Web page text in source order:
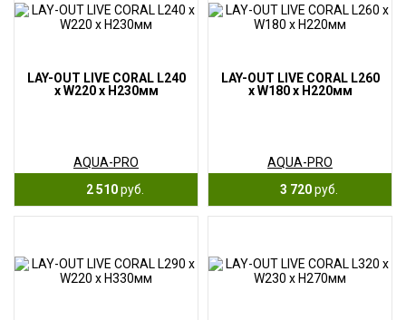
LAY-OUT LIVE CORAL L240
x W220 x H230мм
AQUA-PRO
2 510руб.
LAY-OUT LIVE CORAL L260
x W180 x H220мм
AQUA-PRO
3 720руб.